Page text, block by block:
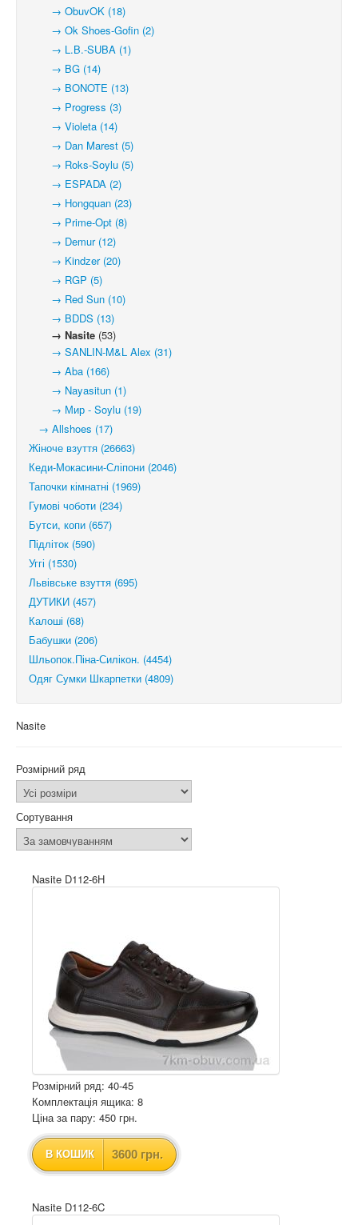
→ ObuvOK (18)
→ Ok Shoes-Gofin (2)
→ L.B.-SUBA (1)
→ BG (14)
→ BONOTE (13)
→ Progress (3)
→ Violeta (14)
→ Dan Marest (5)
→ Roks-Soylu (5)
→ ESPADA (2)
→ Hongquan (23)
→ Prime-Opt (8)
→ Demur (12)
→ Kindzer (20)
→ RGP (5)
→ Red Sun (10)
→ BDDS (13)
→ Nasite (53)
→ SANLIN-M&L Alex (31)
→ Aba (166)
→ Nayasitun (1)
→ Мир - Soylu (19)
→ Allshoes (17)
Жіноче взуття (26663)
Кеди-Мокасини-Сліпони (2046)
Тапочки кімнатні (1969)
Гумові чоботи (234)
Бутси, копи (657)
Підліток (590)
Уггі (1530)
Львівське взуття (695)
ДУТИКИ (457)
Калоші (68)
Бабушки (206)
Шльопок.Піна-Силікон. (4454)
Одяг Сумки Шкарпетки (4809)
Nasite
Розмірний ряд
Сортування
Nasite D112-6H
Розмірний ряд: 40-45
Комплектація ящика: 8
Ціна за пару: 450 грн.
В КОШИК 3600 грн.
Nasite D112-6C